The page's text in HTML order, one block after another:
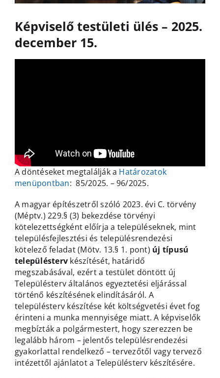
Képviselő testületi ülés – 2025.
december 15.
A döntéseket megtalálják a Határozatok
menüpontban: 85/2025. – 96/2025.
A magyar építészetről szóló 2023. évi C. törvény
(Méptv.) 229.§ (3) bekezdése törvényi
kötelezettségként előírja a településeknek, mint
településfejlesztési és településrendezési
kötelező feladat (Mötv. 13.§ 1. pont) új típusú
településterv készítését, határidő
megszabásával, ezért a testület döntött új
Településterv általános egyeztetési eljárással
történő készítésének elindításáról. A
településterv készítése két költségvetési évet fog
érinteni a munka mennyisége miatt. A képviselők
megbízták a polgármestert, hogy szerezzen be
legalább három – jelentős településrendezési
gyakorlattal rendelkező – tervezőtől vagy tervező
intézettől ajánlatot a Településterv készítésére.